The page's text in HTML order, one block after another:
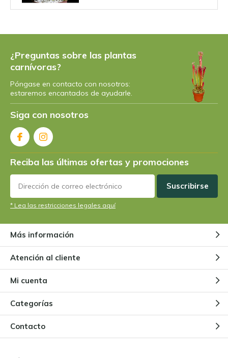
plantas carnívoras de forma
PorNiels
Todo sobre la planta de jarra
Nepenthes
Pinguicula
PorNiels Cox
¿Puede una planta carnívora
prescindir de los insectos?
¿Preguntas sobre las plantas
carnívoras?
Póngase en contacto con nosotros:
estaremos encantados de ayudarle.
Siga con nosotros
Reciba las últimas ofertas y promociones
Suscribirse
* Lea las restricciones legales aquí
Más información
Atención al cliente
Mi cuenta
Categorías
Contacto